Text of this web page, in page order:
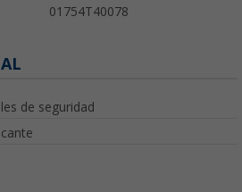
01754T40078
de seguridad